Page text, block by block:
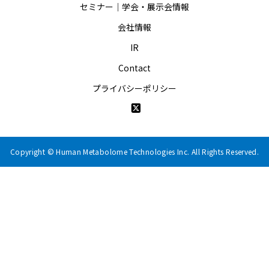
セミナー｜学会・展示会情報
会社情報
IR
Contact
プライバシーポリシー
Copyright © Human Metabolome Technologies Inc. All Rights Reserved.